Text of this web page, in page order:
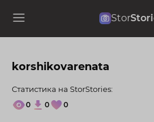
Stor
korshikovarenata
Статистика на StorStories:
0 0 0